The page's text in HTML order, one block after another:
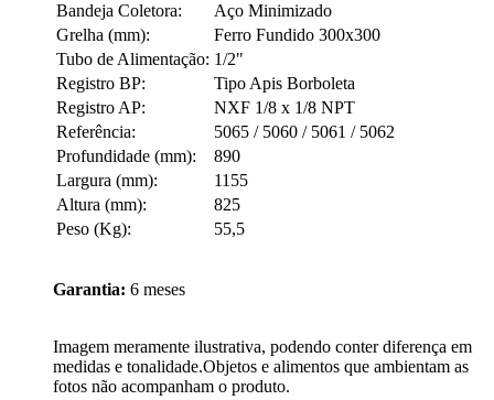
Bandeja Coletora:
Aço Minimizado
Grelha (mm):
Ferro Fundido 300x300
Tubo de Alimentação: 1/2"
Registro BP:
Tipo Apis Borboleta
Registro AP:
NXF 1/8 x 1/8 NPT
Referência:
5065 / 5060 / 5061 / 5062
Profundidade (mm):
890
Largura (mm):
1155
Altura (mm):
825
Peso (Kg):
55,5
Garantia: 6 meses
Imagem meramente ilustrativa, podendo conter diferença em
medidas e tonalidade.Objetos e alimentos que ambientam as
fotos não acompanham o produto.